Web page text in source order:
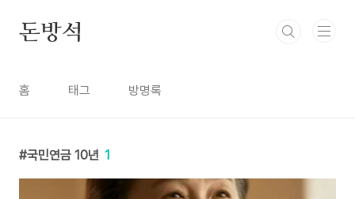
돈방석
홈 태그 방명록
국민연금 10년 1